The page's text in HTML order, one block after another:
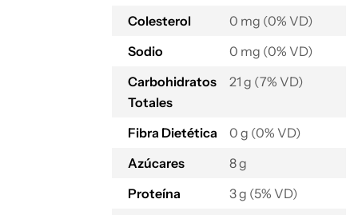
Colesterol
0 mg (0% VD)
Sodio
0 mg (0% VD)
Carbohidratos
Totales
21 g (7% VD)
Fibra Dietética
0 g (0% VD)
Azúcares
8 g
Proteína
3 g (5% VD)